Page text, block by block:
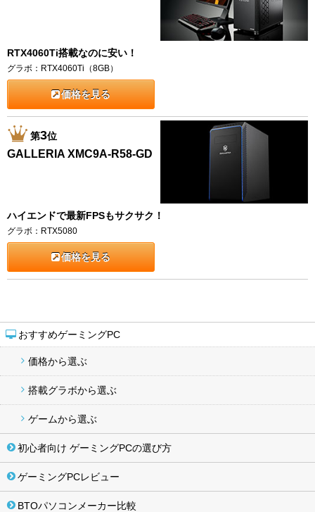
おすすめゲーミングPC
価格から選ぶ
搭載グラボから選ぶ
ゲームから選ぶ
初心者向け ゲーミングPCの選び方
ゲーミングPCレビュー
BTOパソコンメーカー比較
RTX4060Ti搭載なのに安い！
グラボ：RTX4060Ti（8GB）
価格を見る
第3位
GALLERIA XMC9A-R58-GD
ハイエンドで最新FPSもサクサク！
グラボ：RTX5080
価格を見る